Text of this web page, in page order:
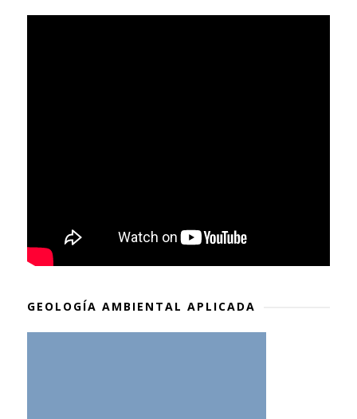
GEOLOGÍA AMBIENTAL APLICADA